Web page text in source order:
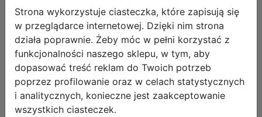
Galeria zdjęć
Strona wykorzystuje ciasteczka, które zapisują się
w przeglądarce internetowej. Dzięki nim strona
działa poprawnie. Żeby móc w pełni korzystać z
funkcjonalności naszego sklepu, w tym, aby
dopasować treść reklam do Twoich potrzeb
poprzez profilowanie oraz w celach statystycznych
i analitycznych, konieczne jest zaakceptowanie
wszystkich ciasteczek.